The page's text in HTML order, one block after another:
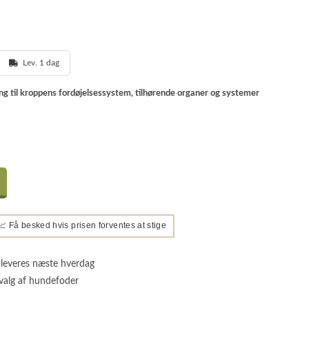
Lev. 1 dag
til kroppens fordøjelsessystem, tilhørende organer og systemer
Få besked hvis prisen forventes at stige
næste hverdag
af hundefoder